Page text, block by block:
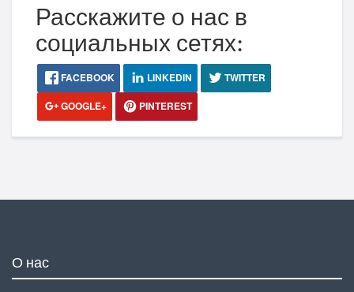
Расскажите о нас в
социальных сетях:
FACEBOOK LINKEDIN
TWITTER
GOOGLE+
PINTEREST
О нас